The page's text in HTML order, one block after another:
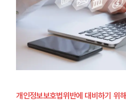
언론보
공지사
법률 블로
법률서
세미나
개인정보보호법위반에 대비하기 위